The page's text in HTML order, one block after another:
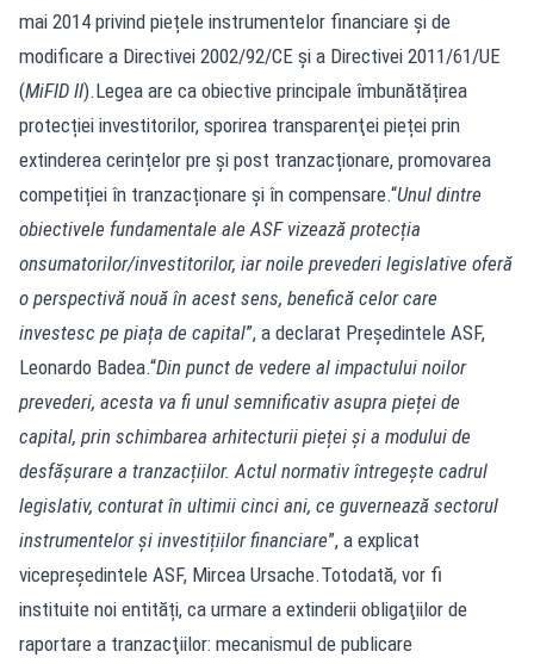
mai 2014 privind piețele instrumentelor financiare și de
modificare a Directivei 2002/92/CE și a Directivei 2011/61/UE
(MiFID II).Legea are ca obiective principale îmbunătățirea
protecției investitorilor, sporirea transparenţei pieței prin
extinderea cerințelor pre și post tranzacționare, promovarea
competiției în tranzacționare și în compensare.“Unul dintre
obiectivele fundamentale ale ASF vizează protecția
onsumatorilor/investitorilor, iar noile prevederi legislative oferă
o perspectivă nouă în acest sens, benefică celor care
investesc pe piața de capital”, a declarat Președintele ASF,
Leonardo Badea.“Din punct de vedere al impactului noilor
prevederi, acesta va fi unul semnificativ asupra pieței de
capital, prin schimbarea arhitecturii pieței și a modului de
desfășurare a tranzacțiilor. Actul normativ întregește cadrul
legislativ, conturat în ultimii cinci ani, ce guvernează sectorul
instrumentelor și investițiilor financiare”, a explicat
vicepreședintele ASF, Mircea Ursache.Totodată, vor fi
instituite noi entități, ca urmare a extinderii obligaţiilor de
raportare a tranzacţiilor: mecanismul de publicare